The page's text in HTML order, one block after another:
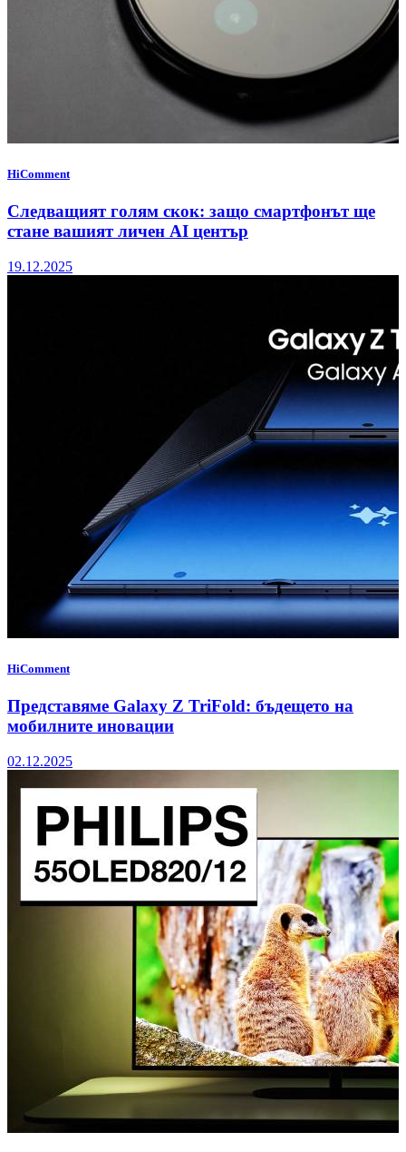
HiComment
Следващият голям скок: защо смартфонът ще
стане вашият личен AI център
19.12.2025
HiComment
Представяме Galaxy Z TriFold: бъдещето на
мобилните иновации
02.12.2025